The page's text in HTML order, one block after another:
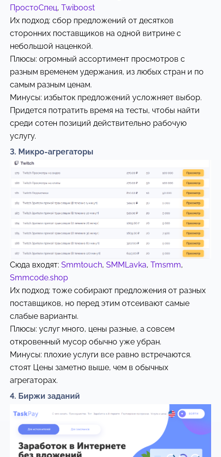
ПростоСпец, Twiboost
Их подход: сбор предложений от десятков
сторонних поставщиков на одной витрине с
небольшой наценкой.
Плюсы: огромный ассортимент просмотров с
разным временем удержания, из любых стран и по
самым разным ценам.
Минусы: избыток предложений усложняет выбор.
Придется потратить время на тесты, чтобы найти
среди сотен позиций действительно рабочую
услугу.
3. Микро-агрегаторы
Сюда входят: Smmtouch, SMMLavka, Tmsmm,
Smmcode.shop
Их подход: тоже собирают предложения от разных
поставщиков, но перед этим отсеивают самые
слабые варианты.
Плюсы: услуг много, цены разные, а совсем
откровенный мусор обычно уже убран.
Минусы: плохие услуги все равно встречаются.
стоят Цены заметно выше, чем в обычных
агрегаторах.
4. Биржи заданий